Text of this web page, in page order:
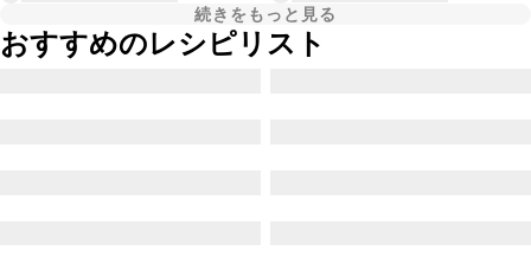
続きをもっと見る
おすすめのレシピリスト